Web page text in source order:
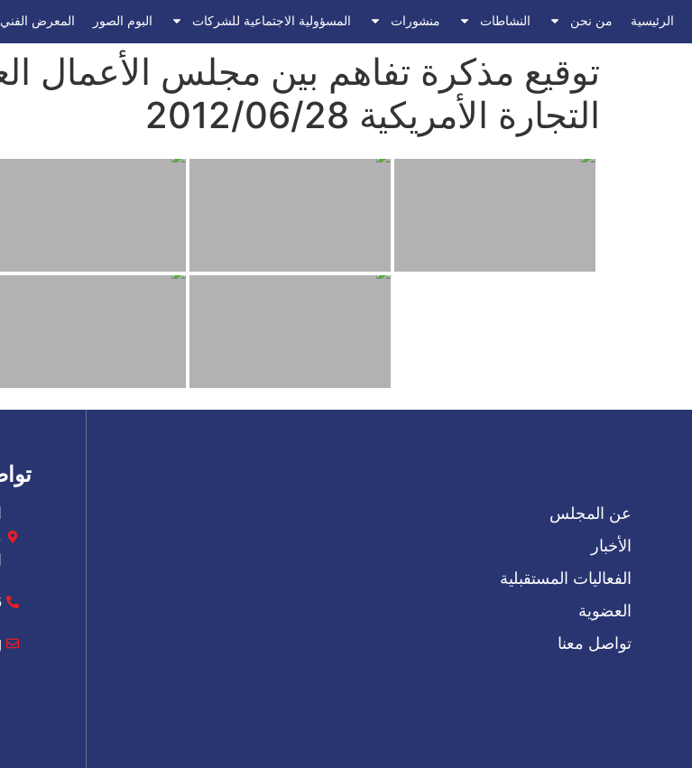
الرئيسية من نحن النشاطات منشورات المسؤولية الاجتماعية للشركات البوم الصور المعرض الفني
توقيع مذكرة تفاهم بين مجلس الأعمال
التجارة الأمريكية 2012/06/28
عن المجلس
الأخبار
الفعاليات المستقبلية
العضوية
تواصل معنا